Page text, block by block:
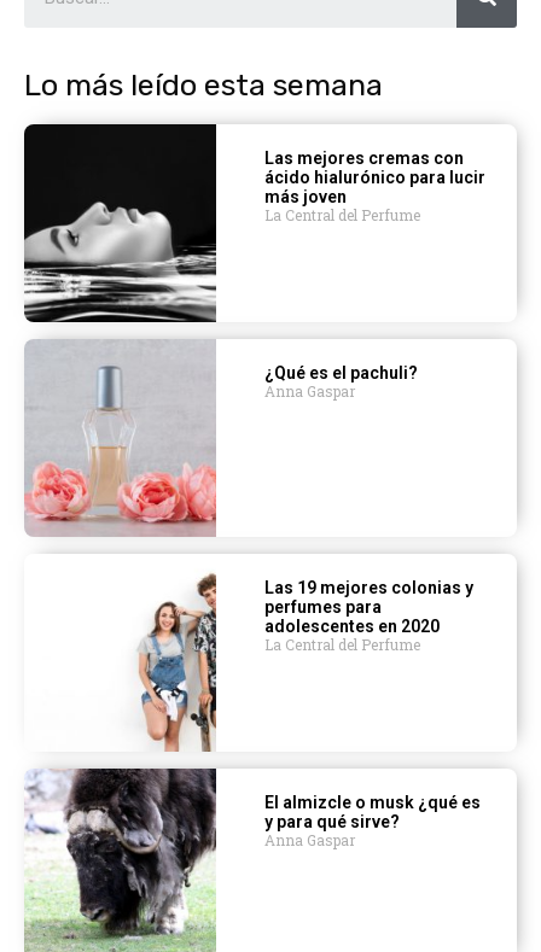
Lo más leído esta semana
Las mejores cremas con
ácido hialurónico para lucir
más joven
La Central del Perfume
¿Qué es el pachuli?
Anna Gaspar
Las 19 mejores colonias y
perfumes para
adolescentes en 2020
La Central del Perfume
El almizcle o musk ¿qué es
y para qué sirve?
Anna Gaspar